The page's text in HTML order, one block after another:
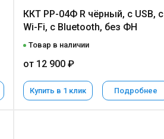
ККТ РР-04Ф R чёрный, с USB, c
Wi-Fi, с Bluetooth, без ФН
Товар в наличии
от 12 900 ₽
Купить в 1 клик Подробнее